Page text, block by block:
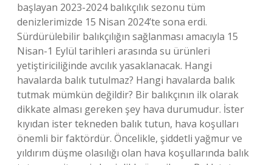
başlayan 2023-2024 balıkçılık sezonu tüm
denizlerimizde 15 Nisan 2024’te sona erdi.
Sürdürülebilir balıkçılığın sağlanması amacıyla 15
Nisan-1 Eylül tarihleri ​​arasında su ürünleri
yetiştiriciliğinde avcılık yasaklanacak. Hangi
havalarda balık tutulmaz? Hangi havalarda balık
tutmak mümkün değildir? Bir balıkçının ilk olarak
dikkate alması gereken şey hava durumudur. İster
kıyıdan ister tekneden balık tutun, hava koşulları
önemli bir faktördür. Öncelikle, şiddetli yağmur ve
yıldırım düşme olasılığı olan hava koşullarında balık